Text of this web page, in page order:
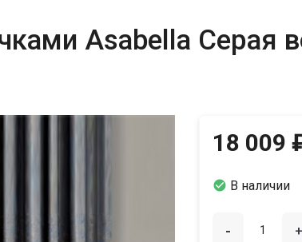
Asabella Серая
18 009
 В наличии
- +